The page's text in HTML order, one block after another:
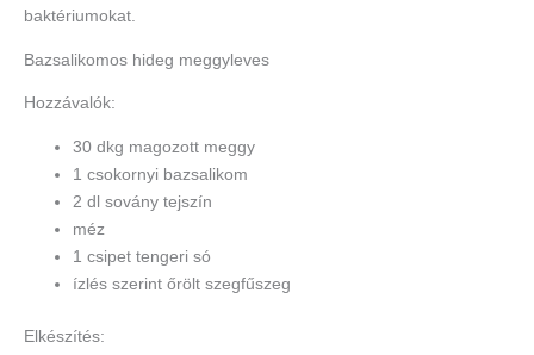
baktériumokat.
Bazsalikomos hideg meggyleves
Hozzávalók:
30 dkg magozott meggy
1 csokornyi bazsalikom
2 dl sovány tejszín
méz
1 csipet tengeri só
ízlés szerint őrölt szegfűszeg
Elkészítés: